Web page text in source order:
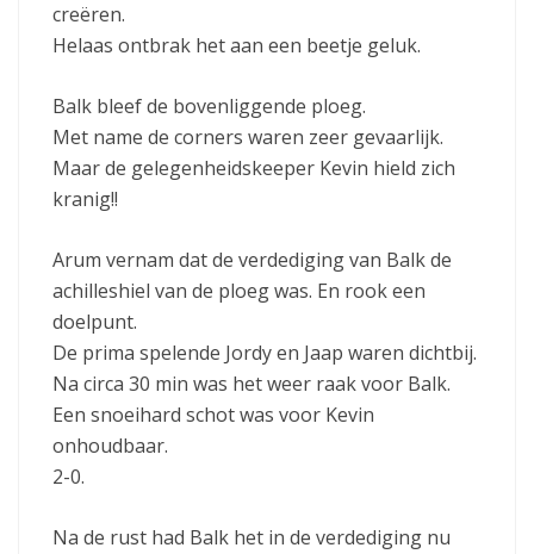
creëren.
Helaas ontbrak het aan een beetje geluk.
Balk bleef de bovenliggende ploeg.
Met name de corners waren zeer gevaarlijk.
Maar de gelegenheidskeeper Kevin hield zich
kranig!!
Arum vernam dat de verdediging van Balk de
achilleshiel van de ploeg was. En rook een
doelpunt.
De prima spelende Jordy en Jaap waren dichtbij.
Na circa 30 min was het weer raak voor Balk.
Een snoeihard schot was voor Kevin
onhoudbaar.
2-0.
Na de rust had Balk het in de verdediging nu